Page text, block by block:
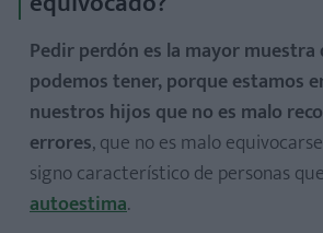
Pedir perdón es la mayor
podemos tener, porque estamos
nuestros hijos que no es malo
errores, que no es malo
signo característico de personas
autoestima.